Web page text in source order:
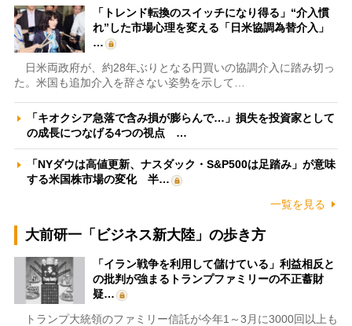
「トレンド転換のスイッチになり得る」“介入慣
れ”した市場心理を変える「日米協調為替介入」
…
日米両政府が、約28年ぶりとなる円買いの協調介入に踏み切っ
た。米国も追加介入を辞さない姿勢を示して…
「キオクシア急落で含み損が膨らんで…」損失を投資家として
の成長につなげる4つの視点 …
「NYダウは高値更新、ナスダック・S&P500は足踏み」が意味
する米国株市場の変化 半…
一覧を見る
大前研一「ビジネス新大陸」の歩き方
「イラン戦争を利用して儲けている」利益相反と
の批判が強まるトランプファミリーの不正蓄財
疑…
トランプ大統領のファミリー信託が今年1～3月に3000回以上も